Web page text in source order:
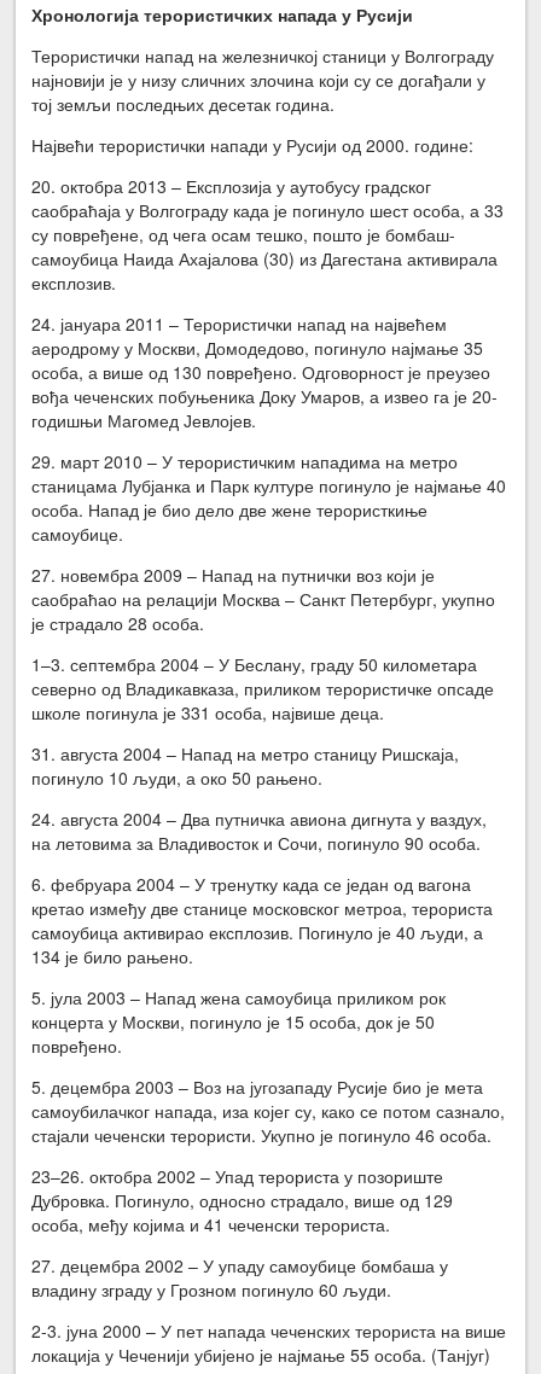
Хронологија терористичких напада у Русији
Терористички напад на железничкој станици у Волгограду
најновији је у низу сличних злочина који су се догађали у
тој земљи последњих десетак година.
Највећи терористички напади у Русији од 2000. године:
20. октобра 2013 – Експлозија у аутобусу градског
саобраћаја у Волгограду када је погинуло шест особа, а 33
су повређене, од чега осам тешко, пошто је бомбаш-
самоубица Наида Ахајалова (30) из Дагестана активирала
експлозив.
24. јануара 2011 – Терористички напад на највећем
аеродрому у Москви, Домодедово, погинуло најмање 35
особа, а више од 130 повређено. Одговорност је преузео
вођа чеченских побуњеника Доку Умаров, а извео га је 20-
годишњи Магомед Јевлојев.
29. март 2010 – У терористичким нападима на метро
станицама Лубјанка и Парк културе погинуло је најмање 40
особа. Напад је био дело две жене терористкиње
самоубице.
27. новембра 2009 – Напад на путнички воз који је
саобраћао на релацији Москва – Санкт Петербург, укупно
је страдало 28 особа.
1–3. септембра 2004 – У Беслану, граду 50 километара
северно од Владикавказа, приликом терористичке опсаде
школе погинула је 331 особа, највише деца.
31. августа 2004 – Напад на метро станицу Ришскаја,
погинуло 10 људи, а око 50 рањено.
24. августа 2004 – Два путничка авиона дигнута у ваздух,
на летовима за Владивосток и Сочи, погинуло 90 особа.
6. фебруара 2004 – У тренутку када се један од вагона
кретао између две станице московског метроа, терориста
самоубица активирао експлозив. Погинуло је 40 људи, а
134 је било рањено.
5. јула 2003 – Напад жена самоубица приликом рок
концерта у Москви, погинуло је 15 особа, док је 50
повређено.
5. децембра 2003 – Воз на југозападу Русије био је мета
самоубилачког напада, иза којег су, како се потом сазнало,
стајали чеченски терористи. Укупно је погинуло 46 особа.
23–26. октобра 2002 – Упад терориста у позориште
Дубровка. Погинуло, односно страдало, више од 129
особа, међу којима и 41 чеченски терориста.
27. децембра 2002 – У упаду самоубице бомбаша у
владину зграду у Грозном погинуло 60 људи.
2-3. јуна 2000 – У пет напада чеченских терориста на више
локација у Чеченији убијено је најмање 55 особа. (Танјуг)